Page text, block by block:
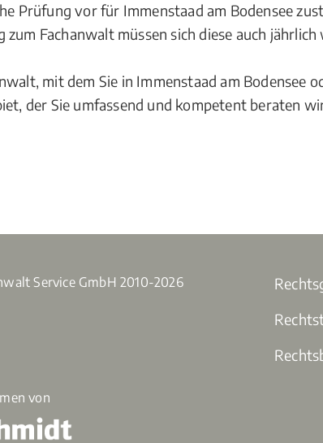
Prüfung vor für Immenstaad am Bodensee
zum Fachanwalt müssen sich diese auch
mit dem Sie in Immenstaad am
der Sie umfassend und kompetent beraten
Service GmbH 2010-2026
von